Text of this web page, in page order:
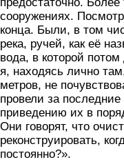
предостаточно.
сооружениях.
конца. Были, в том
река, ручей, как её
вода, в которой
я, находясь лично
метров, не
провели за
приведению их в
Они говорят, что
реконструировать,
постоянно?».